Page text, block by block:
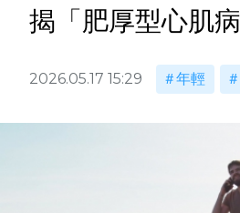
揭「肥厚型心肌
2026.05.17 15:29 年輕